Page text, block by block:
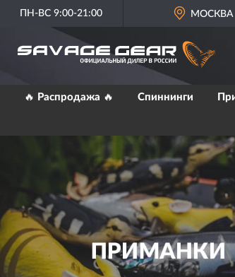
ПН-ВС 9:00-21:00 МОСКВА
🔥 Распродажа 🔥 Спиннинги